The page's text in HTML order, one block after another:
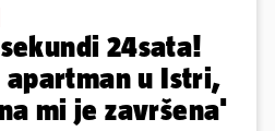
24sata!
u Istri,
mi je završena'